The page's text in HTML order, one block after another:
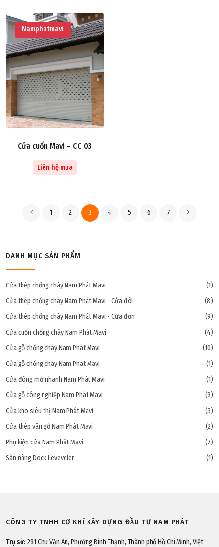
Namphatmavi
Cửa cuốn Mavi – CC 03
Liên hệ mua
1 2 3 4 5 6 7
DANH MỤC SẢN PHẨM
Cửa thép chống cháy Nam Phát Mavi
(1)
Cửa thép chống cháy Nam Phát Mavi - Cửa đôi
(8)
Cửa thép chống cháy Nam Phát Mavi - Cửa đơn
(9)
Cửa cuốn chống cháy Nam Phát Mavi
(4)
Cửa gỗ chống cháy Nam Phát Mavi
(10)
Cửa gỗ chống cháy Nam Phát Mavi
(1)
Cửa đóng mở nhanh Nam Phát Mavi
(1)
Cửa gỗ công nghiệp Nam Phát Mavi
(9)
Cửa kho siêu thị Nam Phát Mavi
(3)
Cửa thép vân gỗ Nam Phát Mavi
(2)
Phụ kiện cửa Nam Phát Mavi
(7)
Sàn nâng Dock Leveveler
(1)
CÔNG TY TNHH CƠ KHÍ XÂY DỰNG ĐẦU TƯ NAM PHÁT
Trụ sở: 291 Chu Văn An, Phường Bình Thạnh, Thành phố Hồ Chí Minh, Việt